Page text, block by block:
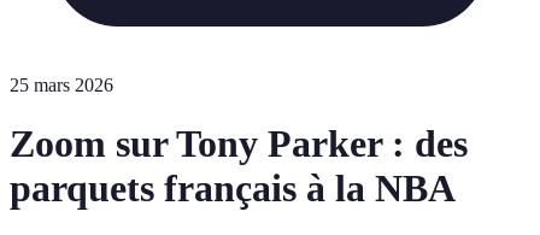
25 mars 2026
Zoom sur Tony Parker : des
parquets français à la NBA